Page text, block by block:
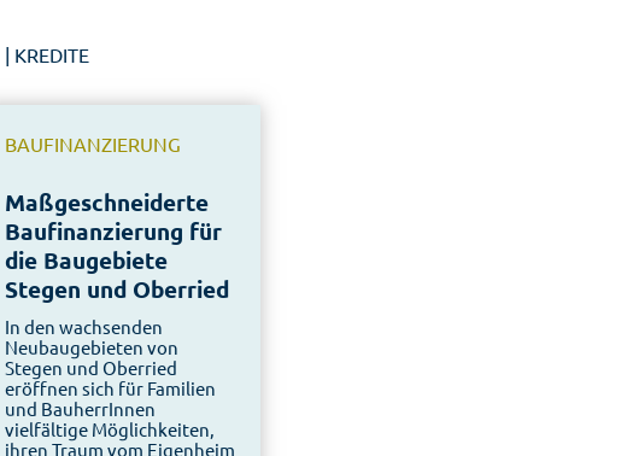
| KREDITE
BAUFINANZIERUNG
Maßgeschneiderte
Baufinanzierung für
die Baugebiete
Stegen und Oberried
In den wachsenden
Neubaugebieten von
Stegen und Oberried
eröffnen sich für Familien
und BauherrInnen
vielfältige Möglichkeiten,
ihren Traum vom Eigenheim